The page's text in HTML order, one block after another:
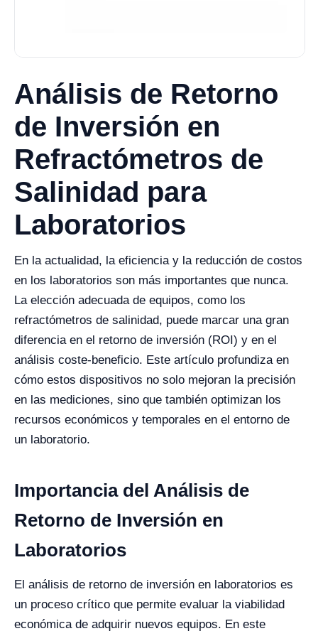
Análisis de Retorno
de Inversión en
Refractómetros de
Salinidad para
Laboratorios
En la actualidad, la eficiencia y la reducción de costos
en los laboratorios son más importantes que nunca.
La elección adecuada de equipos, como los
refractómetros de salinidad, puede marcar una gran
diferencia en el retorno de inversión (ROI) y en el
análisis coste-beneficio. Este artículo profundiza en
cómo estos dispositivos no solo mejoran la precisión
en las mediciones, sino que también optimizan los
recursos económicos y temporales en el entorno de
un laboratorio.
Importancia del Análisis de
Retorno de Inversión en
Laboratorios
El análisis de retorno de inversión en laboratorios es
un proceso crítico que permite evaluar la viabilidad
económica de adquirir nuevos equipos. En este